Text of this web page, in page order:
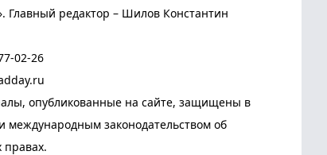
Главный редактор – Шилов Константин
02-26
опубликованные на сайте, защищены в
международным законодательством об